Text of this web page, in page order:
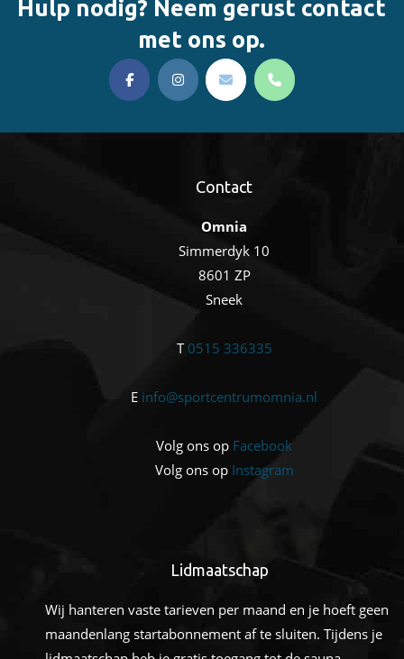
Hulp nodig? Neem gerust contact
met ons op.
Contact
Omnia
Simmerdyk 10
8601 ZP
Sneek
T0515 336335
E info@sportcentrumomnia.nl
Volg ons op Facebook
Volg ons op Instagram
Lidmaatschap
Wij hanteren vaste tarieven per maand en je hoeft geen
maandenlang startabonnement af te sluiten. Tijdens je